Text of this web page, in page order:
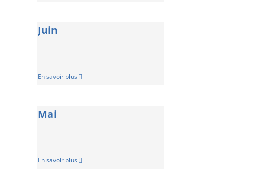
Juin
En savoir plus
Mai
En savoir plus